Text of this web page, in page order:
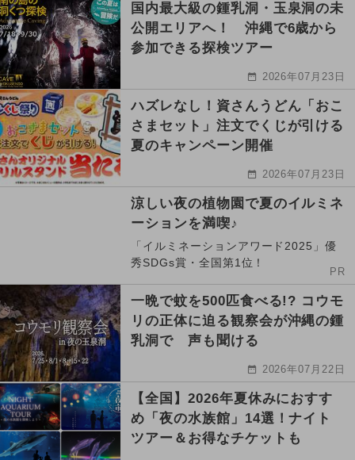
国内最大級の鍾乳洞・玉泉洞の未
公開エリアへ！ 沖縄で6歳から
参加できる探検ツアー
2026年07月23日
ハズレなし！資さんうどん「おこ
さまセット」注文でくじが引ける
夏のキャンペーン開催
2026年07月23日
涼しい夜の植物園で夏のイルミネ
ーションを満喫♪
「イルミネーションアワード2025」優
秀SDGs賞・全国第1位！
PR
一晩で蚊を500匹食べる!? コウモ
リの正体に迫る観察会が沖縄の鍾
乳洞で 声も聞ける
2026年07月22日
【全国】2026年夏休みにおすす
め「夜の水族館」14選！ナイト
ツアー＆お得なチケットも